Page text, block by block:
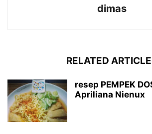
dimas
RELATED
resep PEMPEK
Apriliana Nienux